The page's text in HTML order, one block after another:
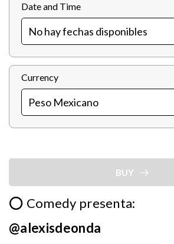
Date and Time
Currency
BUY
⭕ Comedy presenta:
@alexisdeonda